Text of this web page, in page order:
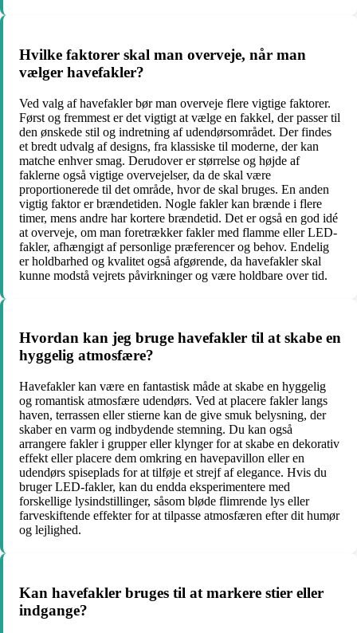
Hvilke faktorer skal man overveje, når man
vælger havefakler?
Ved valg af havefakler bør man overveje flere vigtige faktorer.
Først og fremmest er det vigtigt at vælge en fakkel, der passer til
den ønskede stil og indretning af udendørsområdet. Der findes
et bredt udvalg af designs, fra klassiske til moderne, der kan
matche enhver smag. Derudover er størrelse og højde af
faklerne også vigtige overvejelser, da de skal være
proportionerede til det område, hvor de skal bruges. En anden
vigtig faktor er brændetiden. Nogle fakler kan brænde i flere
timer, mens andre har kortere brændetid. Det er også en god idé
at overveje, om man foretrækker fakler med flamme eller LED-
fakler, afhængigt af personlige præferencer og behov. Endelig
er holdbarhed og kvalitet også afgørende, da havefakler skal
kunne modstå vejrets påvirkninger og være holdbare over tid.
Hvordan kan jeg bruge havefakler til at skabe en
hyggelig atmosfære?
Havefakler kan være en fantastisk måde at skabe en hyggelig
og romantisk atmosfære udendørs. Ved at placere fakler langs
haven, terrassen eller stierne kan de give smuk belysning, der
skaber en varm og indbydende stemning. Du kan også
arrangere fakler i grupper eller klynger for at skabe en dekorativ
effekt eller placere dem omkring en havepavillon eller en
udendørs spiseplads for at tilføje et strejf af elegance. Hvis du
bruger LED-fakler, kan du endda eksperimentere med
forskellige lysindstillinger, såsom bløde flimrende lys eller
farveskiftende effekter for at tilpasse atmosfæren efter dit humør
og lejlighed.
Kan havefakler bruges til at markere stier eller
indgange?